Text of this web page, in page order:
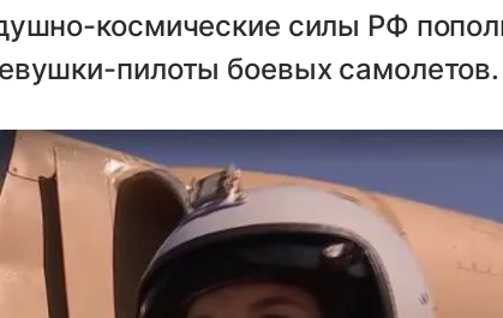
космические силы РФ
пилоты боевых самолетов.